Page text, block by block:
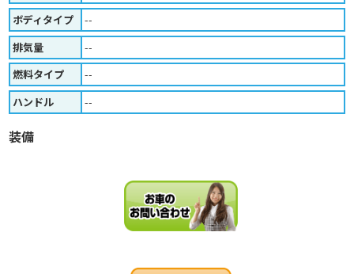
ボディタイプ
--
排気量
--
燃料タイプ
--
ハンドル
--
装備